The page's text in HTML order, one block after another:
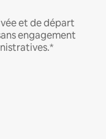
et de départ
engagement